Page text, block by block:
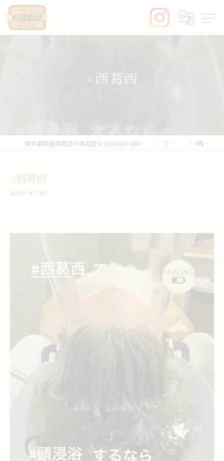
#西葛西
東京都西葛西周辺の美容室ならprivate salon trinity ブログ #西葛西
#西葛西
2026/07/03